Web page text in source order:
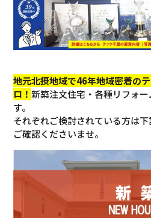
地元北摂地域で46年地域密着の
ロ！新築注文住宅・各種リフォ
す。
それぞれご検討されている方は
ご確認くださいませ。